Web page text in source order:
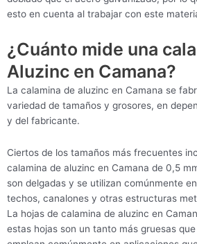
esto en cuenta al trabajar con este
¿Cuánto mide una
Aluzinc en Camana?
La calamina de aluzinc en Camana se
variedad de tamaños y grosores, en
y del fabricante.
Ciertos de los tamaños más frecuentes
calamina de aluzinc en Camana de 0,5
son delgadas y se utilizan comúnmente
techos, canalones y otras estructuras
La hojas de calamina de aluzinc en
estas hojas son un tanto más gruesas